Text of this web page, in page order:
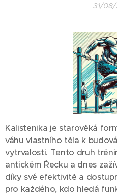
31/
Kalistenika je starověká
váhu vlastního těla k
vytrvalosti. Tento druh
antickém Řecku a dnes
díky své efektivitě a
pro každého, kdo hledá